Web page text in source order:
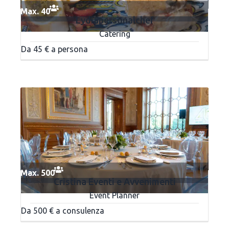
Max. 40
Lydiapersonalchef
Catering
Da 45 € a persona
Max. 500
Cristina Eventi e Avvenimenti
Event Planner
Da 500 € a consulenza